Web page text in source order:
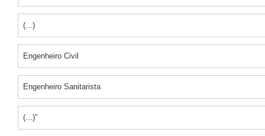
(...)
Engenheiro Civil
Engenheiro Sanitarista
(...)”